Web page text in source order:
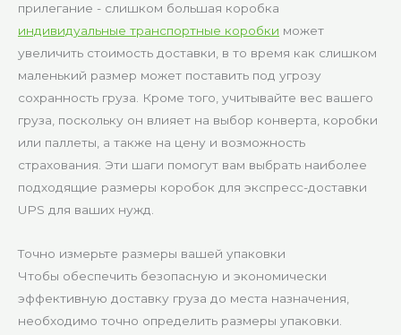
прилегание - слишком большая коробка
индивидуальные транспортные коробки может
увеличить стоимость доставки, в то время как слишком
маленький размер может поставить под угрозу
сохранность груза. Кроме того, учитывайте вес вашего
груза, поскольку он влияет на выбор конверта, коробки
или паллеты, а также на цену и возможность
страхования. Эти шаги помогут вам выбрать наиболее
подходящие размеры коробок для экспресс-доставки
UPS для ваших нужд.
Точно измерьте размеры вашей упаковки
Чтобы обеспечить безопасную и экономически
эффективную доставку груза до места назначения,
необходимо точно определить размеры упаковки.